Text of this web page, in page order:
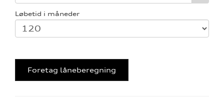
Løbetid i måneder